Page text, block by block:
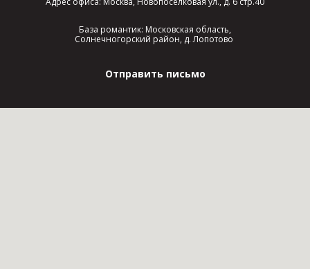
База романтик: Московская область,
Солнечногорский район, д. Лопотово
Отправить письмо